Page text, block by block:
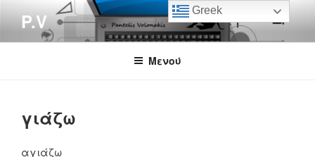
περιεχόμενο
P.V
Μενού
γιάζω
αγιάζω
Greek